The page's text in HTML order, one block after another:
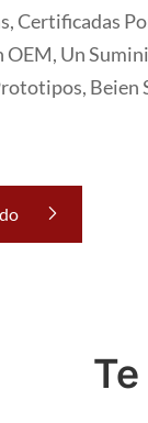
Certificadas
OEM, Un
Beien